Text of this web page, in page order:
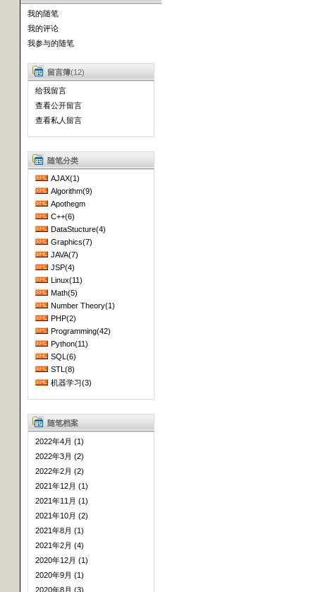
我的随笔
我的评论
我参与的随笔
留言簿(12)
给我留言
查看公开留言
查看私人留言
随笔分类
AJAX(1)
Algorithm(9)
Apothegm
C++(6)
DataStucture(4)
Graphics(7)
JAVA(7)
JSP(4)
Linux(11)
Math(5)
Number Theory(1)
PHP(2)
Programming(42)
Python(11)
SQL(6)
STL(8)
机器学习(3)
随笔档案
2022年4月 (1)
2022年3月 (2)
2022年2月 (2)
2021年12月 (1)
2021年11月 (1)
2021年10月 (2)
2021年8月 (1)
2021年2月 (4)
2020年12月 (1)
2020年9月 (1)
2020年8月 (3)